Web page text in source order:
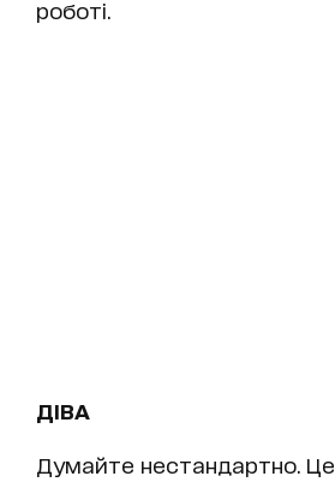
роботі.
ДІВА
Думайте нестандартно.